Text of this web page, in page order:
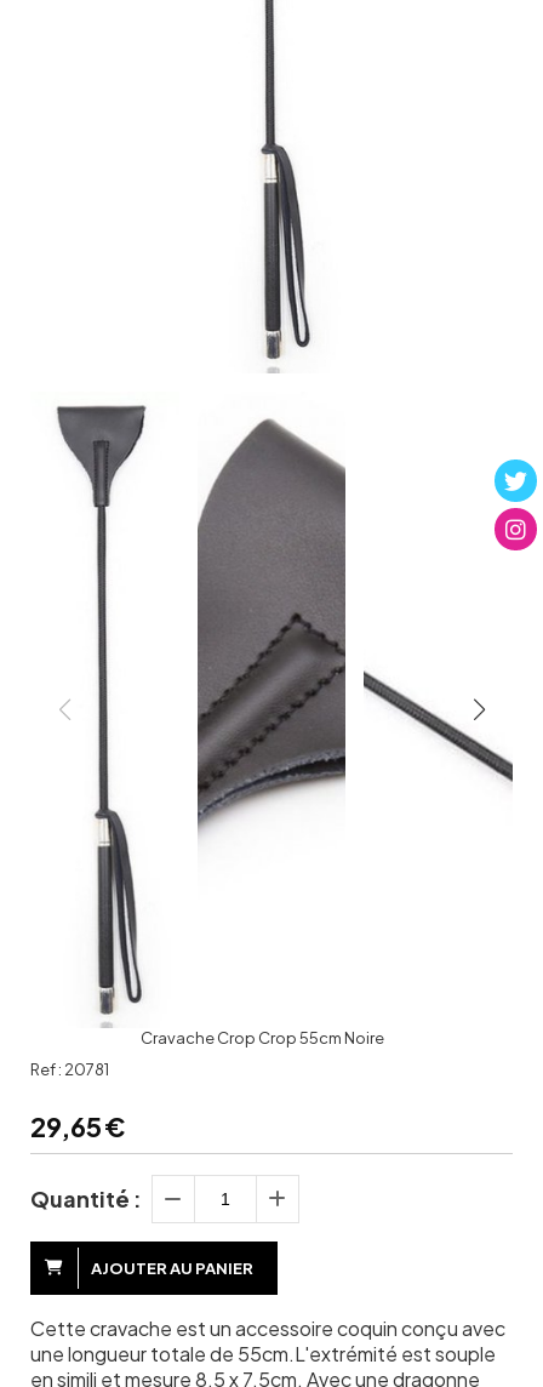
Cravache Crop Crop 55cm Noire
Ref : 20781
29,65€
Quantité :
AJOUTER AU PANIER
Cette cravache est un accessoire coquin conçu avec
une longueur totale de 55cm.L'extrémité est souple
en simili et mesure 8.5 x 7.5cm. Avec une dragonne